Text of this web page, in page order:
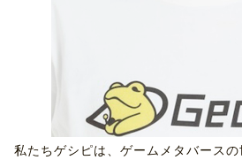
私たちゲシピは、ゲームメタバースの